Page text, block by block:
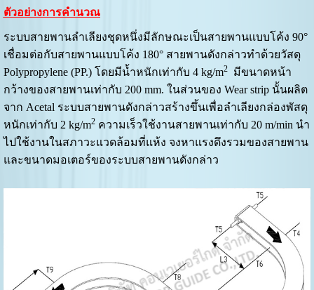
ตัวอย่างการคำนวณ
ระบบสายพานลำเลียงชุดหนึ่งมีลักษณะเป็นสายพานแบบโค้ง 90°
เชื่อมต่อกับสายพานแบบโค้ง 180° สายพานดังกล่าวทำด้วยวัสดุ
Polypropylene (PP.) โดยมีน้ำหนักเท่ากับ 4 kg/m2มีขนาดหน้า
กว้างของสายพานเท่ากับ 200 mm. ในส่วนของ Wear strip นั้นผลิต
จาก Acetal ระบบสายพานดังกล่าวสร้างขึ้นเพื่อลำเลียงกล่องพัสดุ
หนักเท่ากับ 2 kg/m2ความเร็วใช้งานสายพานเท่ากับ 20 m/min นำ
ไปใช้งานในสภาวะแวดล้อมที่แห้ง จงหาแรงดึงรวมของสายพาน
และขนาดมอเตอร์ของระบบสายพานดังกล่าว